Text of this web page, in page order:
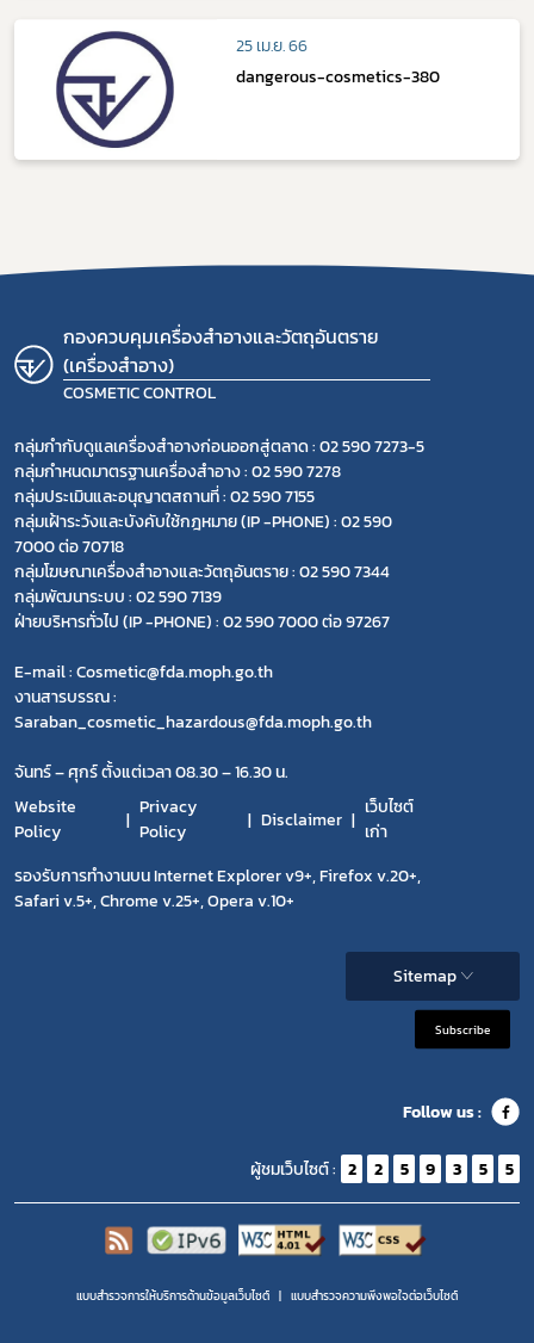
25 เม.ย. 66
dangerous-cosmetics-380
กองควบคุมเครื่องสำอางและวัตถุอันตราย
(เครื่องสำอาง)
COSMETIC CONTROL
กลุ่มกำกับดูแลเครื่องสำอางก่อนออกสู่ตลาด : 02 590 7273-5
กลุ่มกำหนดมาตรฐานเครื่องสำอาง : 02 590 7278
กลุ่มประเมินและอนุญาตสถานที่ : 02 590 7155
กลุ่มเฝ้าระวังและบังคับใช้กฎหมาย (IP -PHONE) : 02 590
7000 ต่อ 70718
กลุ่มโฆษณาเครื่องสำอางและวัตถุอันตราย : 02 590 7344
กลุ่มพัฒนาระบบ : 02 590 7139
ฝ่ายบริหารทั่วไป (IP -PHONE) : 02 590 7000 ต่อ 97267
E-mail : Cosmetic@fda.moph.go.th
งานสารบรรณ :
Saraban_cosmetic_hazardous@fda.moph.go.th
จันทร์ – ศุกร์ ตั้งแต่เวลา 08.30 – 16.30 น.
Website
Policy
Privacy
Policy
Disclaimer
เว็บไซต์
เก่า
รองรับการทำงานบน Internet Explorer v9+, Firefox v.20+,
Safari v.5+, Chrome v.25+, Opera v.10+
Sitemap
Subscribe
Follow us :
ผู้ชมเว็บไซต์ : 2 2 5 9 3 5 5
แบบสำรวจการให้บริการด้านข้อมูลเว็บไซต์ แบบสำรวจความพีงพอใจต่อเว็บไซต์